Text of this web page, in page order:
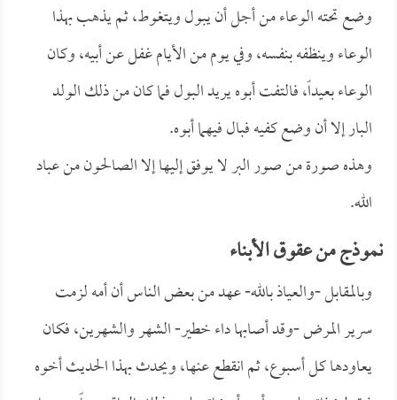
وضع تحته الوعاء من أجل أن يبول ويتغوط، ثم يذهب بهذا
الوعاء وينظفه بنفسه، وفي يوم من الأيام غفل عن أبيه، وكان
الوعاء بعيداً، فالتفت أبوه يريد البول فما كان من ذلك الولد
البار إلا أن وضع كفيه فبال فيهما أبوه.
وهذه صورة من صور البر لا يوفق إليها إلا الصالحون من عباد
الله.
نموذج من عقوق الأبناء
وبالمقابل -والعياذ بالله- عهد من بعض الناس أن أمه لزمت
سرير المرض -وقد أصابها داء خطير- الشهر والشهرين، فكان
يعاودها كل أسبوع، ثم انقطع عنها، ويحدث بهذا الحديث أخوه